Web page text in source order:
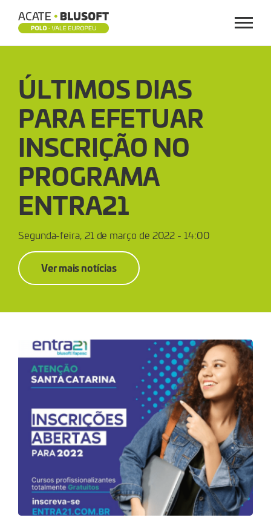
Menu
DIAS
PARA
EFETUAR
INSCRIÇÃO
NO
PROGRAMA
ENTRA21
ÚLTIMOS DIAS
PARA EFETUAR
INSCRIÇÃO NO
PROGRAMA
ENTRA21
Segunda-feira, 21 de março de 2022 - 14:00
Ver mais notícias